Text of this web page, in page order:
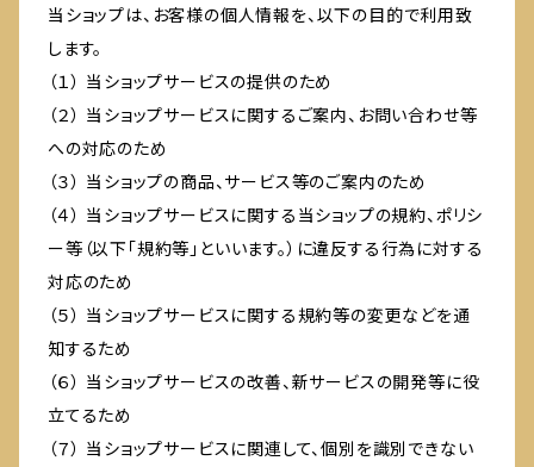
当ショップは、お客様の個人情報を、以下の目的で利用致
します。
（１） 当ショップサービスの提供のため
（２） 当ショップサービスに関するご案内、お問い合わせ等
への対応のため
（３） 当ショップの商品、サービス等のご案内のため
（４） 当ショップサービスに関する当ショップの規約、ポリシ
ー等（以下「規約等」といいます。）に違反する行為に対する
対応のため
（５） 当ショップサービスに関する規約等の変更などを通
知するため
（６） 当ショップサービスの改善、新サービスの開発等に役
立てるため
（７） 当ショップサービスに関連して、個別を識別できない